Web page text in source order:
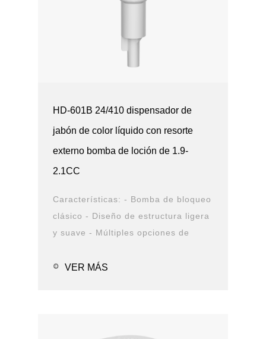
HD-601B 24/410 dispensador de
jabón de color líquido con resorte
externo bomba de loción de 1.9-
2.1CC
Características: - Bomba de bloqueo
clásico - Diseño de estructura ligera
y suave - Múltiples opciones de
solución de PCR - Prueba de fugas
VER MÁS